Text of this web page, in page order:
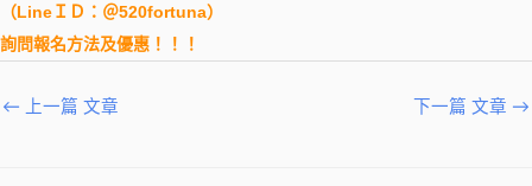
（LineＩＤ：＠520fortuna）
詢問報名方法及優惠！！！
← 上一篇 文章 下一篇 文章 →